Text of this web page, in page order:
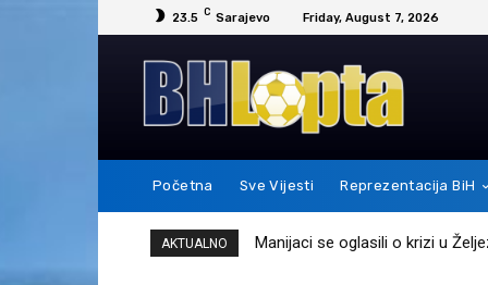
23.5 C Sarajevo Friday, August 7, 2026
Početna Sve Vijesti Reprezentacija BiH
AKTUALNO Messi je ovim potezom